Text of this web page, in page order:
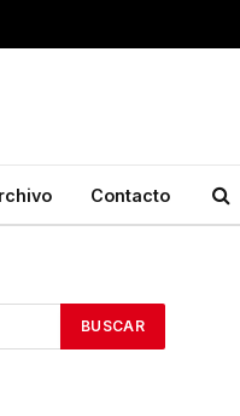
Contacto